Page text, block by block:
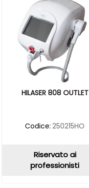
HILASER 808 OUTLET
Codice: 250215HO
Riservato ai
professionisti